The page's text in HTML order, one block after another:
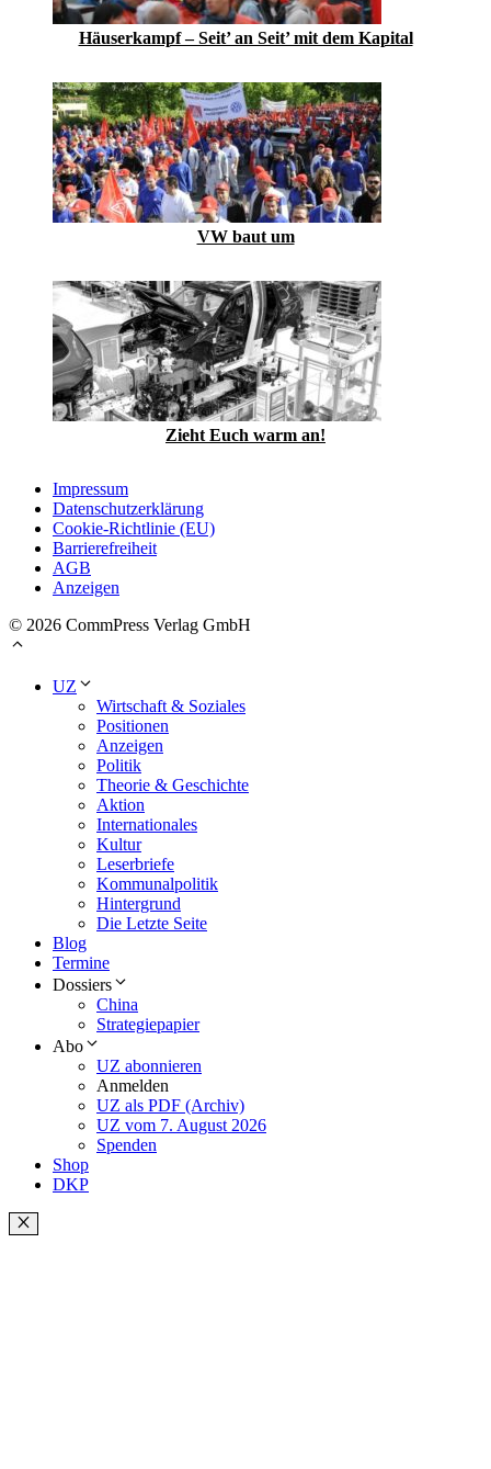
Häuserkampf – Seit’ an Seit’ mit dem Kapital
VW baut um
Zieht Euch warm an!
Impressum
Datenschutzerklärung
Cookie-Richtlinie (EU)
Barrierefreiheit
AGB
Anzeigen
© 2026 CommPress Verlag GmbH
UZ
Wirtschaft & Soziales
Positionen
Anzeigen
Politik
Theorie & Geschichte
Aktion
Internationales
Kultur
Leserbriefe
Kommunalpolitik
Hintergrund
Die Letzte Seite
Blog
Termine
Dossiers
China
Strategiepapier
Abo
UZ abonnieren
Anmelden
UZ als PDF (Archiv)
UZ vom 7. August 2026
Spenden
Shop
DKP
Schließen